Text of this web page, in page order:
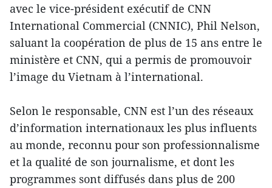
avec le vice-président exécutif de CNN
International Commercial (CNNIC), Phil Nelson,
saluant la coopération de plus de 15 ans entre le
ministère et CNN, qui a permis de promouvoir
l’image du Vietnam à l’international.
Selon le responsable, CNN est l’un des réseaux
d’information internationaux les plus influents
au monde, reconnu pour son professionnalisme
et la qualité de son journalisme, et dont les
programmes sont diffusés dans plus de 200